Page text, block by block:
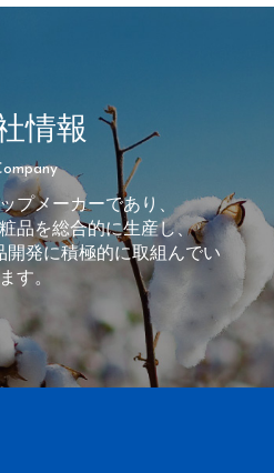
情報
プメーカーであり、
品を総合的に生産し、
発に積極的に取組んでい
す。